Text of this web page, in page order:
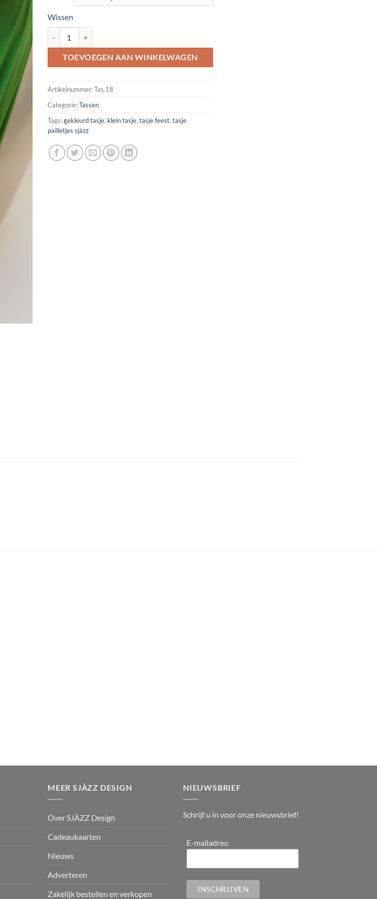
Wissen
TOEVOEGEN AAN WINKELWAGEN
Artikelnummer:Tas 18
Categorie:Tassen
Tags:gekleurd tasje, klein tasje, tasje feest, tasje
pailletjes sjàzz
MEER SJÀZZ DESIGN
Over SJÀZZ Design
Cadeaukaarten
Nieuws
Adverteren
Zakelijk bestellen en verkopen
NIEUWSBRIEF
Schrijf u in voor onze nieuwsbrief!
E-mailadres: